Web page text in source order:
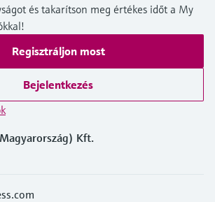
és takarítson meg értékes időt a My
Regisztráljon most
Bejelentkezés
Kft.